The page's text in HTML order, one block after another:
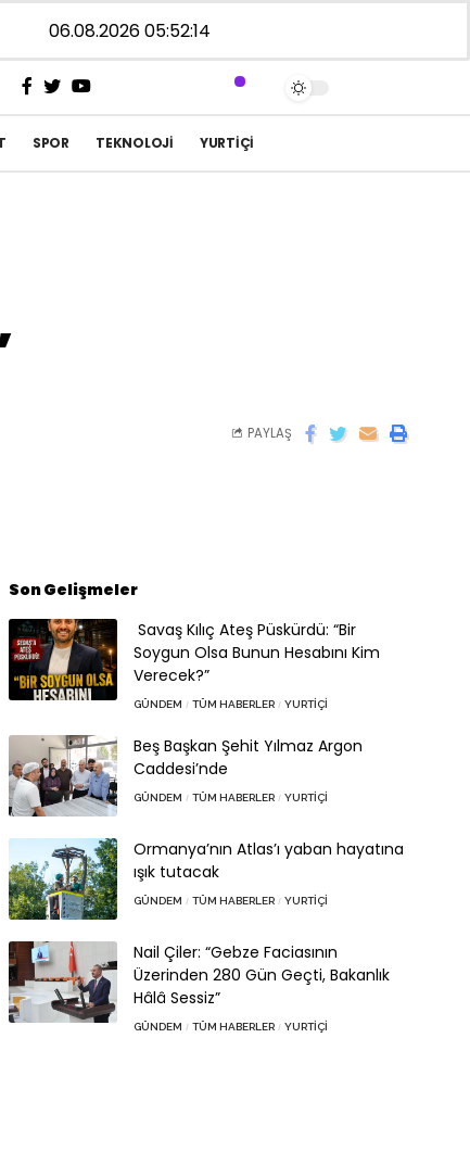
06.08.2026 05:52:14
SPOR TEKNOLOJI YURTIÇI
PAYLAŞ
Son Gelişmeler
Savaş Kılıç Ateş Püskürdü: “Bir
Soygun Olsa Bunun Hesabını Kim
Verecek?”
GÜNDEM TÜM HABERLER YURTIÇI
Beş Başkan Şehit Yılmaz Argon
Caddesi’nde
GÜNDEM TÜM HABERLER YURTIÇI
Ormanya’nın Atlas’ı yaban hayatına
ışık tutacak
GÜNDEM TÜM HABERLER YURTIÇI
Nail Çiler: “Gebze Faciasının
Üzerinden 280 Gün Geçti, Bakanlık
Hâlâ Sessiz”
GÜNDEM TÜM HABERLER YURTIÇI